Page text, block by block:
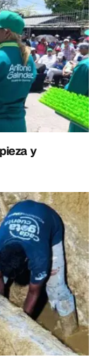
y